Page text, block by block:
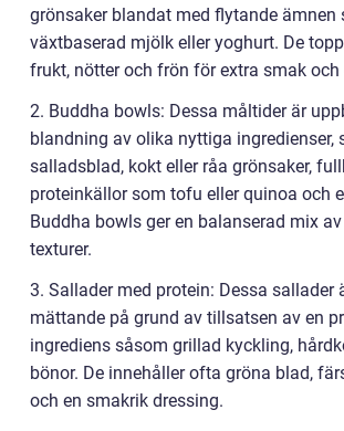
grönsaker blandat med flytande ämnen
växtbaserad mjölk eller yoghurt. De
frukt, nötter och frön för extra smak och
2. Buddha bowls: Dessa måltider är
blandning av olika nyttiga ingredienser,
salladsblad, kokt eller råa grönsaker,
proteinkällor som tofu eller quinoa och
Buddha bowls ger en balanserad mix
texturer.
3. Sallader med protein: Dessa sallader
mättande på grund av tillsatsen av en
ingrediens såsom grillad kyckling,
bönor. De innehåller ofta gröna blad,
och en smakrik dressing.